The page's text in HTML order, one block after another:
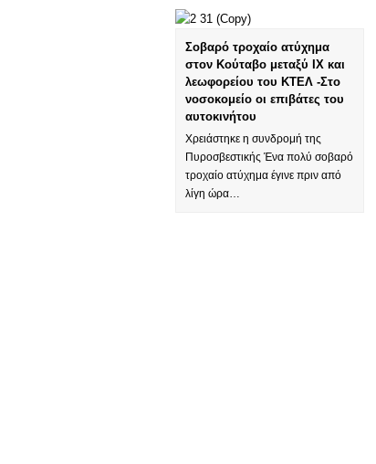
Σοβαρό τροχαίο ατύχημα
στον Κούταβο μεταξύ ΙΧ και
λεωφορείου του ΚΤΕΛ -Στο
νοσοκομείο οι επιβάτες του
αυτοκινήτου
Χρειάστηκε η συνδρομή της
Πυροσβεστικής Ένα πολύ σοβαρό
τροχαίο ατύχημα έγινε πριν από
λίγη ώρα…